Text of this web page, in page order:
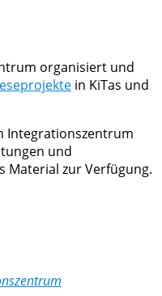
organisiert und
in KiTas und
Integrationszentrum
und
Material zur Verfügung.